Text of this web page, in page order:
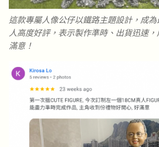
這款專屬人像公仔以鐵路主題設計，成
人高度好評，表示製作準時、出貨迅速
滿意！